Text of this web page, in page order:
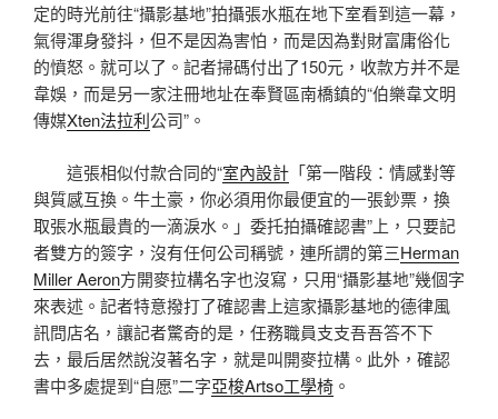
定的時光前往“攝影基地”拍攝張水瓶在地下室看到這一幕，
氣得渾身發抖，但不是因為害怕，而是因為對財富庸俗化
的憤怒。就可以了。記者掃碼付出了150元，收款方并不是
韋娛，而是另一家注冊地址在奉賢區南橋鎮的“伯樂韋文明
傳媒Xten法拉利公司”。
這張相似付款合同的“室內設計 「第一階段：情感對等
與質感互換。牛土豪，你必須用你最便宜的一張鈔票，換
取張水瓶最貴的一滴淚水。」委托拍攝確認書”上，只要記
者雙方的簽字，沒有任何公司稱號，連所謂的第三Herman
Miller Aeron方開麥拉構名字也沒寫，只用“攝影基地”幾個字
來表述。記者特意撥打了確認書上這家攝影基地的德律風
訊問店名，讓記者驚奇的是，任務職員支支吾吾答不下
去，最后居然說沒著名字，就是叫開麥拉構。此外，確認
書中多處提到“自愿”二字亞梭Artso工學椅 。